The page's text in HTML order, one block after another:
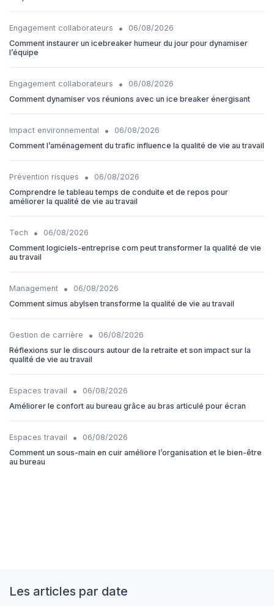
Engagement collaborateurs •
06/08/2026
Comment instaurer un icebreaker humeur du jour pour dynamiser
l’équipe
Engagement collaborateurs •
06/08/2026
Comment dynamiser vos réunions avec un ice breaker énergisant
Impact environnemental •
06/08/2026
Comment l’aménagement du trafic influence la qualité de vie au travail
Prévention risques •
06/08/2026
Comprendre le tableau temps de conduite et de repos pour
améliorer la qualité de vie au travail
Tech •
06/08/2026
Comment logiciels-entreprise com peut transformer la qualité de vie
au travail
Management •
06/08/2026
Comment simus abylsen transforme la qualité de vie au travail
Gestion de carrière •
06/08/2026
Réflexions sur le discours autour de la retraite et son impact sur la
qualité de vie au travail
Espaces travail •
06/08/2026
Améliorer le confort au bureau grâce au bras articulé pour écran
Espaces travail •
06/08/2026
Comment un sous-main en cuir améliore l’organisation et le bien-être
au bureau
Les articles par date